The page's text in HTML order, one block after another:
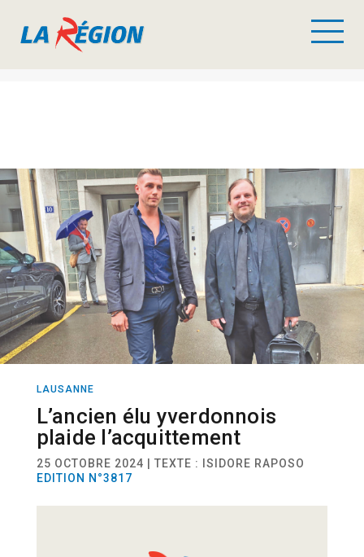
LAUSANNE
L’ancien élu yverdonnois
plaide l’acquittement
25 OCTOBRE 2024 | TEXTE : ISIDORE RAPOSO
EDITION N°3817